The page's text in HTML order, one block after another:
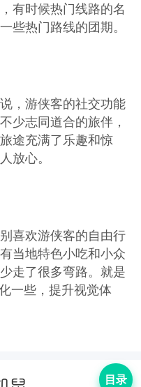
有时候热门线路的名
些热门路线的团期。
，游侠客的社交功能
少志同道合的旅伴，
途充满了乐趣和惊
放心。
喜欢游侠客的自由行
当地特色小吃和小众
走了很多弯路。就是
一些，提升视觉体
目录